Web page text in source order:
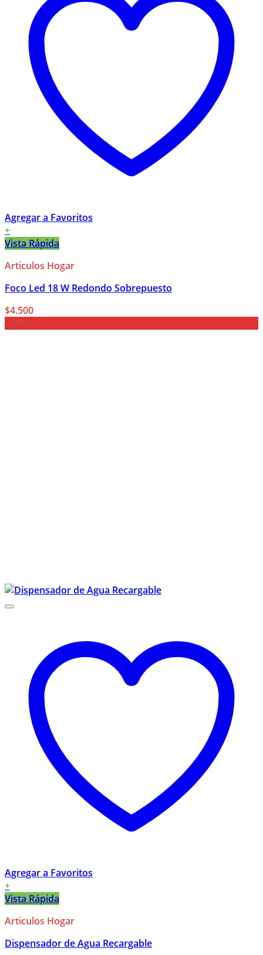
Agregar a Favoritos
+
Vista Rápida
Articulos Hogar
Foco Led 18 W Redondo Sobrepuesto
$4.500
Agregar a Favoritos
+
Vista Rápida
Articulos Hogar
Dispensador de Agua Recargable